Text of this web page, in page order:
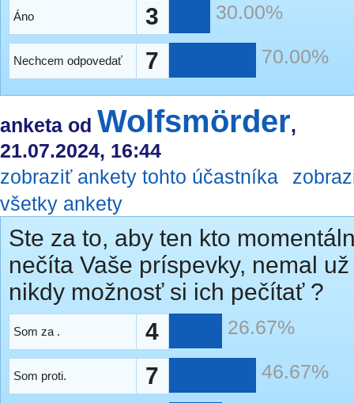
Áno 3 30.00%
Nechcem odpovedať 7 70.00%
anketa od Wolfsmörder,
21.07.2024, 16:44
zobraziť ankety tohto účastníka
všetky ankety
Ste za to, aby ten kto
nečíta Vaše príspevky, nemal už
nikdy možnosť si ich pečítať ?
Som za . 4 26.67%
Som proti. 7 46.67%